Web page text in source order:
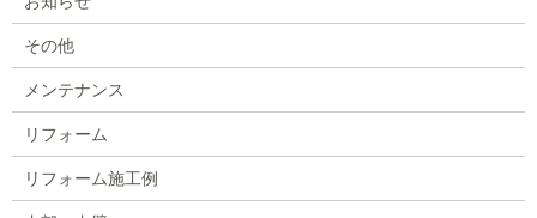
その他
メンテナンス
リフォーム
リフォーム施工例